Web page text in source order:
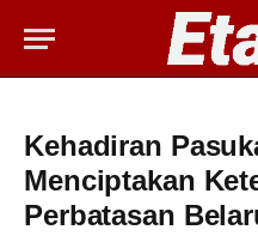
Kehadiran
Menciptakan
Perbatasan